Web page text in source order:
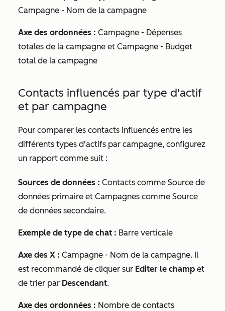
Campagne - Nom de la campagne
Axe des ordonnées : Campagne - Dépenses
totales de la campagne et Campagne - Budget
total de la campagne
Contacts influencés par type d'actif
et par campagne
Pour comparer les contacts influencés entre les
différents types d'actifs par campagne, configurez
un rapport comme suit :
Sources de données : Contacts comme Source de
données primaire et Campagnes comme Source
de données secondaire.
Exemple de type de chat : Barre verticale
Axe des X : Campagne - Nom de la campagne. Il
est recommandé de cliquer sur Editer le champ et
de trier par Descendant.
Axe des ordonnées : Nombre de contacts